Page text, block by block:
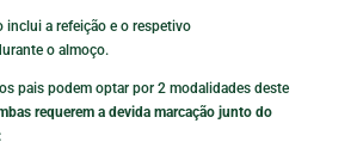
inclui a refeição e o respetivo
o almoço.
pais podem optar por 2 modalidades deste
requerem a devida marcação junto do